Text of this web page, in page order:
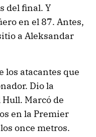
del final. Y
en el 87. Antes,
a Aleksandar
los atacantes que
Dio la
Marcó de
en la Premier
once metros.